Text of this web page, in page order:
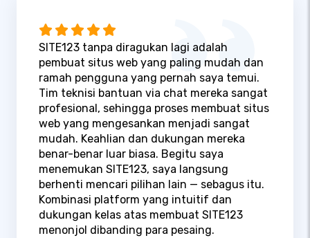
SITE123 tanpa diragukan lagi adalah
pembuat situs web yang paling mudah dan
ramah pengguna yang pernah saya temui.
Tim teknisi bantuan via chat mereka sangat
profesional, sehingga proses membuat situs
web yang mengesankan menjadi sangat
mudah. Keahlian dan dukungan mereka
benar-benar luar biasa. Begitu saya
menemukan SITE123, saya langsung
berhenti mencari pilihan lain — sebagus itu.
Kombinasi platform yang intuitif dan
dukungan kelas atas membuat SITE123
menonjol dibanding para pesaing.